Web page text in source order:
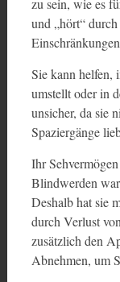
zu sein, wie es
und „hört“
Sie kann helfen,
umstellt oder in
unsicher, da sie
Spaziergänge
Ihr
Blindwerden
Deshalb hat sie
durch Verlust
zusätzlich den
Abnehmen, um